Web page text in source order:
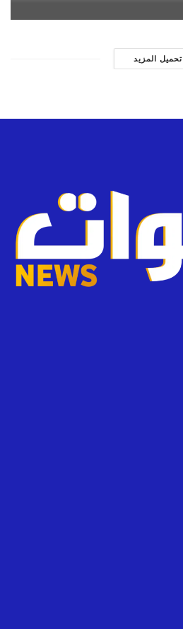
تحميل المزيد